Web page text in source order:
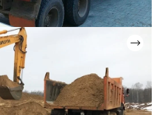
МУСОРА
руб.